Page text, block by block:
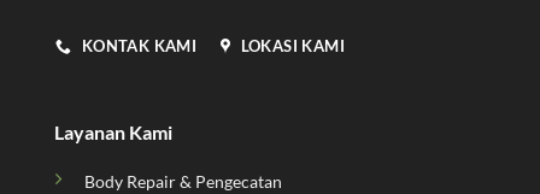
KONTAK KAMI LOKASI KAMI
Layanan Kami
Body Repair & Pengecatan